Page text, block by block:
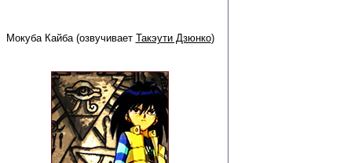
Мокуба Кайба (озвучивает Такэути Дзюнко)